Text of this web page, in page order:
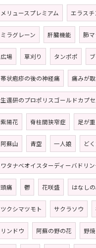
メリュースプレミアム エラスチ
ミラグレーン 肝臓機能 肺
広場 草刈り タンポポ
帯状疱疹の後の神経痛 痛みが
生還研のプロポリスゴールドカプ
紫陽花 脊柱間狭窄症 足が
阿蘇山 青空 一人娘 ど
ワタナベオイスターディーバドリン
頭痛 鬱 花咲盛 はなし
ツクシマツモト サクラソウ
リンドウ 阿蘇の野の花 野